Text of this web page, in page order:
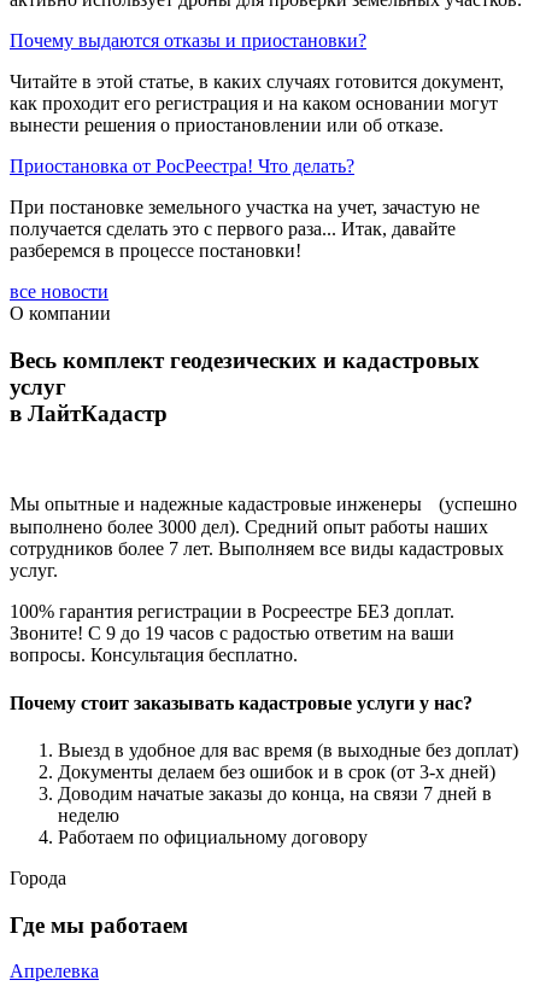
Почему выдаются отказы и приостановки?
Читайте в этой статье, в каких случаях готовится документ,
как проходит его регистрация и на каком основании могут
вынести решения о приостановлении или об отказе.
Приостановка от РосРеестра! Что делать?
При постановке земельного участка на учет, зачастую не
получается сделать это с первого раза... Итак, давайте
разберемся в процессе постановки!
все новости
О компании
Весь комплект геодезических и кадастровых
услуг
в ЛайтКадастр
Мы опытные и надежные кадастровые инженеры (успешно
выполнено более 3000 дел). Средний опыт работы наших
сотрудников более 7 лет. Выполняем все виды кадастровых
услуг.
100% гарантия регистрации в Росреестре БЕЗ доплат.
Звоните! С 9 до 19 часов с радостью ответим на ваши
вопросы. Консультация бесплатно.
Почему стоит заказывать кадастровые услуги у нас?
Выезд в удобное для вас время (в выходные без доплат)
Документы делаем без ошибок и в срок (от 3-х дней)
Доводим начатые заказы до конца, на связи 7 дней в
неделю
Работаем по официальному договору
Города
Где мы работаем
Апрелевка